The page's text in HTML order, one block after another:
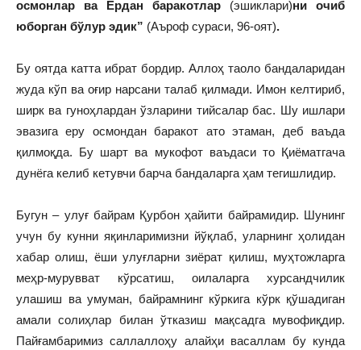
осмонлар ва Ердан баракотлар (эшиклари)ни очиб
юборган бўлур эдик” (Аъроф сураси, 96-оят).
Бу оятда катта ибрат бордир. Аллоҳ таоло бандаларидан
жуда кўп ва оғир нарсани талаб қилмади. Имон келтириб,
ширк ва гуноҳлардан ўзларини тийсалар бас. Шу ишлари
эвазига еру осмондан баракот ато этаман, деб ваъда
қилмоқда. Бу шарт ва мукофот ваъдаси то Қиёматгача
дунёга келиб кетувчи барча бандаларга ҳам тегишлидир.
Бугун – улуғ байрам Қурбон ҳайити байрамидир. Шунинг
учун бу кунни яқинларимизни йўқлаб, уларнинг ҳолидан
хабар олиш, ёши улуғларни зиёрат қилиш, муҳтожларга
меҳр-мурувват кўрсатиш, оилаларга хурсандчилик
улашиш ва умуман, байрамнинг кўркига кўрк қўшадиган
амали солиҳлар билан ўтказиш мақсадга мувофиқдир.
Пайғамбаримиз саллаллоҳу алайҳи васаллам бу кунда